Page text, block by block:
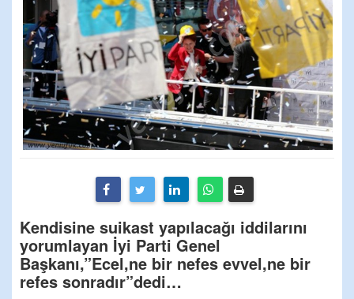
Kendisine suikast yapılacağı iddilarını
yorumlayan İyi Parti Genel
Başkanı,”Ecel,ne bir nefes evvel,ne bir
refes sonradır”dedi…